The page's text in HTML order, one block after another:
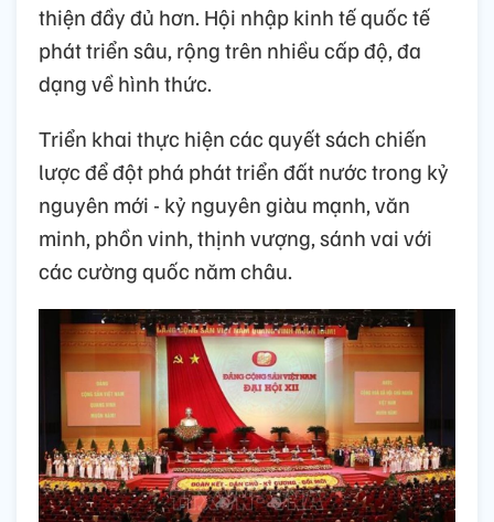
thiện đầy đủ hơn. Hội nhập kinh tế quốc tế
phát triển sâu, rộng trên nhiều cấp độ, đa
dạng về hình thức.
Triển khai thực hiện các quyết sách chiến
lược để đột phá phát triển đất nước trong kỷ
nguyên mới - kỷ nguyên giàu mạnh, văn
minh, phồn vinh, thịnh vượng, sánh vai với
các cường quốc năm châu.